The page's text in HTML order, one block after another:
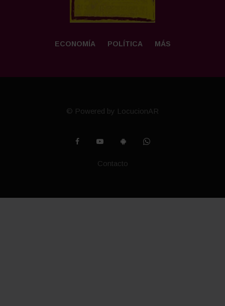
ECONOMÍA POLÍTICA MÁS
© Powered by LocucionAR
Contacto